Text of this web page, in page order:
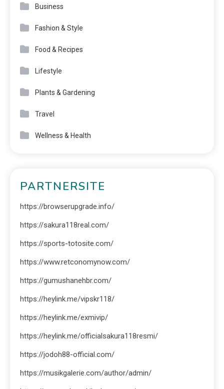
Business
Fashion & Style
Food & Recipes
Lifestyle
Plants & Gardening
Travel
Wellness & Health
PARTNERSITE
https://browserupgrade.info/
https://sakura118real.com/
https://sports-totosite.com/
https://www.retconomynow.com/
https://gumushanehbr.com/
https://heylink.me/vipskr118/
https://heylink.me/exmivip/
https://heylink.me/officialsakura118resmi/
https://jodoh88-official.com/
https://musikgalerie.com/author/admin/